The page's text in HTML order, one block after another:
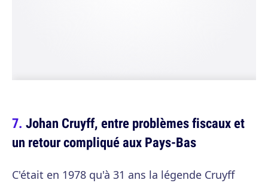
Johan Cruyff, entre problèmes fiscaux et
un retour compliqué aux Pays-Bas
C'était en 1978 qu'à 31 ans la légende Cruyff